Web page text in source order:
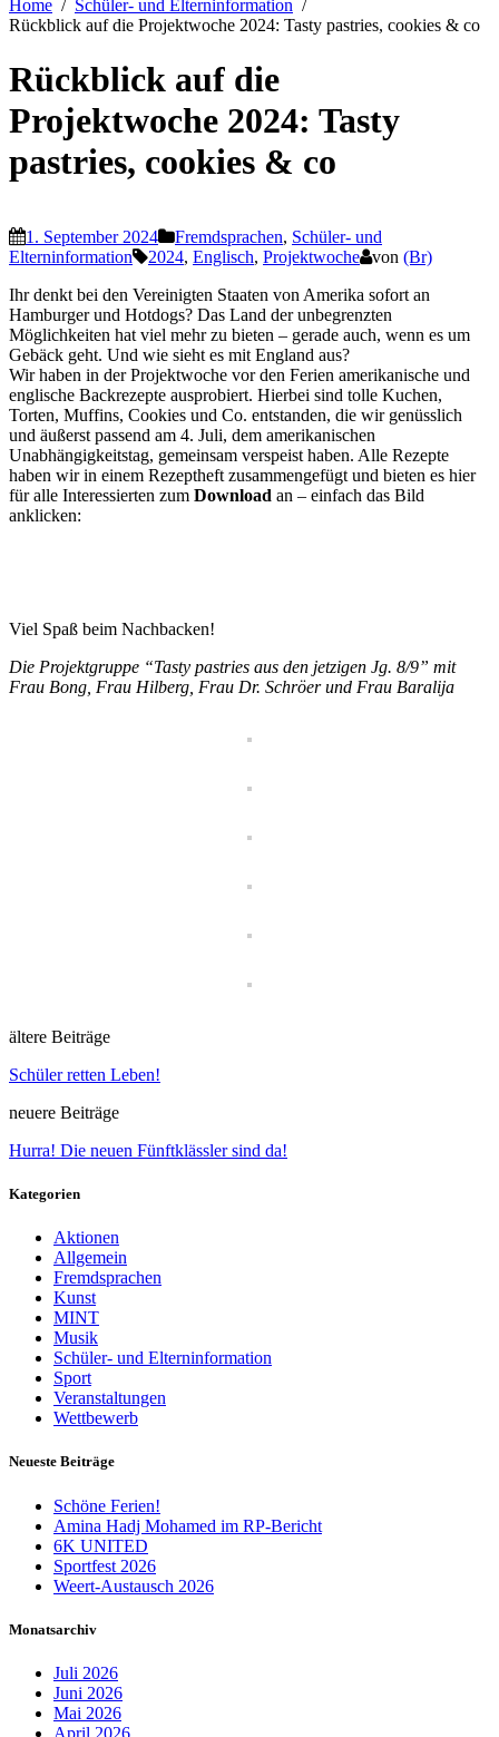
Home
Schüler- und Elterninformation
Rückblick auf die Projektwoche 2024: Tasty pastries, cookies & co
Rückblick auf die
Projektwoche 2024: Tasty
pastries, cookies & co
1. September 2024 Fremdsprachen, Schüler- und
Elterninformation
2024, Englisch, Projektwoche von (Br)
Ihr denkt bei den Vereinigten Staaten von Amerika sofort an
Hamburger und Hotdogs? Das Land der unbegrenzten
Möglichkeiten hat viel mehr zu bieten – gerade auch, wenn es um
Gebäck geht. Und wie sieht es mit England aus?
Wir haben in der Projektwoche vor den Ferien amerikanische und
englische Backrezepte ausprobiert. Hierbei sind tolle Kuchen,
Torten, Muffins, Cookies und Co. entstanden, die wir genüsslich
und äußerst passend am 4. Juli, dem amerikanischen
Unabhängigkeitstag, gemeinsam verspeist haben. Alle Rezepte
haben wir in einem Rezeptheft zusammengefügt und bieten es hier
für alle Interessierten zum Download an – einfach das Bild
anklicken:
Viel Spaß beim Nachbacken!
Die Projektgruppe “Tasty pastries aus den jetzigen Jg. 8/9” mit
Frau Bong, Frau Hilberg, Frau Dr. Schröer und Frau Baralija
ältere Beiträge
Schüler retten Leben!
neuere Beiträge
Hurra! Die neuen Fünftklässler sind da!
Kategorien
Aktionen
Allgemein
Fremdsprachen
Kunst
MINT
Musik
Schüler- und Elterninformation
Sport
Veranstaltungen
Wettbewerb
Neueste Beiträge
Schöne Ferien!
Amina Hadj Mohamed im RP-Bericht
6K UNITED
Sportfest 2026
Weert-Austausch 2026
Monatsarchiv
Juli 2026
Juni 2026
Mai 2026
April 2026